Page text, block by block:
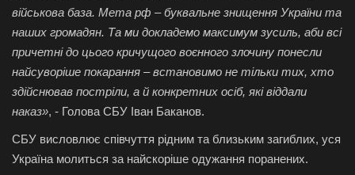
військова база. Мета рф – буквальне знищення України та
наших громадян. Та ми докладемо максимум зусиль, аби всі
причетні до цього кричущого воєнного злочину понесли
найсуворіше покарання – встановимо не тільки тих, хто
здійснював постріли, а й конкретних осіб, які віддали
наказ», - Голова СБУ Іван Баканов.
СБУ висловлює співчуття рідним та близьким загиблих, уся
Україна молиться за найскоріше одужання поранених.